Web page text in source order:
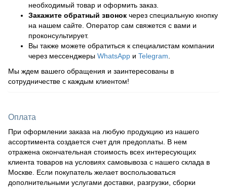
необходимый товар и оформить заказ.
Закажите обратный звонок через специальную кнопку
на нашем сайте. Оператор сам свяжется с вами и
проконсультирует.
Вы также можете обратиться к специалистам компании
через мессенджеры WhatsApp и Telegram
Мы ждем вашего обращения и заинтересованы в
сотрудничестве с каждым клиентом!
Оплата
При оформлении заказа на любую продукцию из нашего
ассортимента создается счет для предоплаты. В нем
отражена окончательная стоимость всех интересующих
клиента товаров на условиях самовывоза с нашего склада в
Москве. Если покупатель желает воспользоваться
дополнительными услугами доставки, разгрузки, сборки